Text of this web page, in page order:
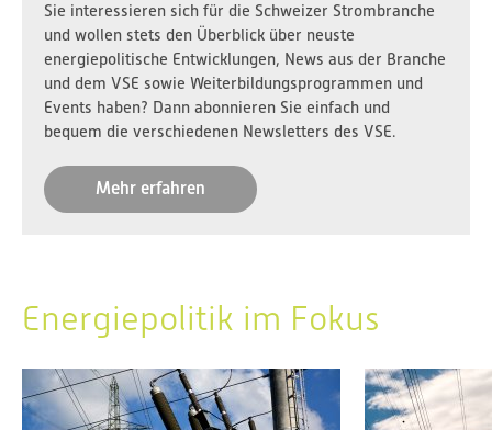
Sie interessieren sich für die Schweizer Strombranche
und wollen stets den Überblick über neuste
energiepolitische Entwicklungen, News aus der Branche
und dem VSE sowie Weiterbildungsprogrammen und
Events haben? Dann abonnieren Sie einfach und
bequem die verschiedenen Newsletters des VSE.
Mehr erfahren
Energiepolitik im Fokus